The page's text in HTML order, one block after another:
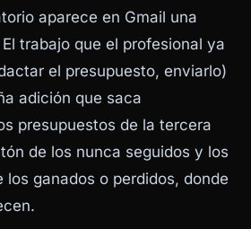
aparece en Gmail una
trabajo que el profesional ya
el presupuesto, enviarlo)
adición que saca
presupuestos de la tercera
de los nunca seguidos y los
los ganados o perdidos, donde